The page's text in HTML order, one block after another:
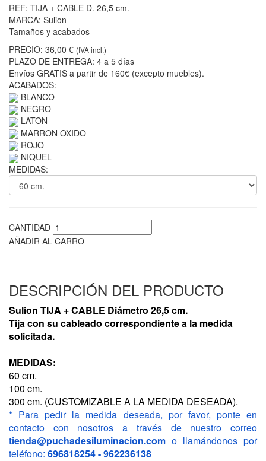
REF: TIJA + CABLE D. 26,5 cm.
MARCA: Sulion
Tamaños y acabados
PRECIO: 36,00 € (IVA incl.)
PLAZO DE ENTREGA: 4 a 5 días
Envíos GRATIS a partir de 160€ (excepto muebles).
ACABADOS:
BLANCO
NEGRO
LATON
MARRON OXIDO
ROJO
NIQUEL
MEDIDAS:
CANTIDAD
AÑADIR AL CARRO
DESCRIPCIÓN DEL PRODUCTO
Sulion TIJA + CABLE Diámetro 26,5 cm.
Tija con su cableado correspondiente a la medida
solicitada.
MEDIDAS:
60 cm.
100 cm.
300 cm. (CUSTOMIZABLE A LA MEDIDA DESEADA).
* Para pedir la medida deseada, por favor, ponte en
contacto con nosotros a través de nuestro correo
tienda@puchadesiluminacion.com o llamándonos por
teléfono: 696818254 - 962236138